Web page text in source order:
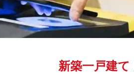
新築一戸建て